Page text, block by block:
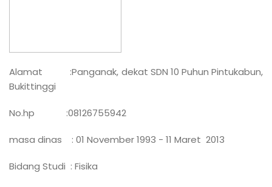
Alamat :Panganak, dekat SDN 10 Puhun Pintukabun,
Bukittinggi
No.hp :08126755942
masa dinas : 01 November 1993 - 11 Maret 2013
Bidang Studi : Fisika